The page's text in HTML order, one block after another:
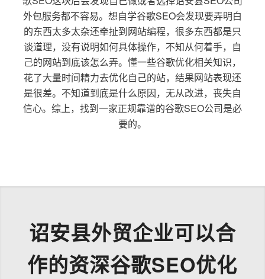
外包服务都不容易。想自学谷歌SEO会发现要弄明白
的东西太多太杂还牵扯到网站编程，很多东西都是只
谈道理，没有说明如何具体操作，不知从何着手，自
己的网站到底该怎么弄。懂一些谷歌优化相关知识，
花了大量时间精力去优化自己的站，结果网站表现还
是很差。不知道到底是什么原因，无从改进，丧失自
信心。综上，找到一家正规靠谱的谷歌SEO公司是必
要的。
诏安县外贸企业可以合
作的资深谷歌SEO优化